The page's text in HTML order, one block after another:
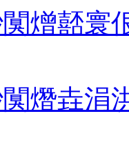
熷嚭寰
熸垚涓